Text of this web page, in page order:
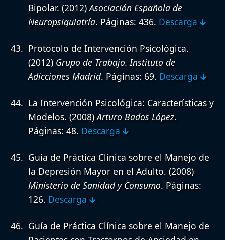
Bipolar. (2012)Asociación Española de
Neuropsiquiatría. Páginas: 436. Descarga 🡳
Protocolo de Intervención Psicológica.
(2012) Grupo de Trabajo. Instituto de
Adicciones Madrid. Páginas: 69. Descarga 🡳
La Intervención Psicológica: Características y
Modelos. (2008)Arturo Bados López.
Páginas: 48. Descarga 🡳
Guía de Práctica Clínica sobre el Manejo de
la Depresión Mayor en el Adulto. (2008)
Ministerio de Sanidad y Consumo. Páginas:
126. Descarga 🡳
Guía de Práctica Clínica sobre el Manejo de